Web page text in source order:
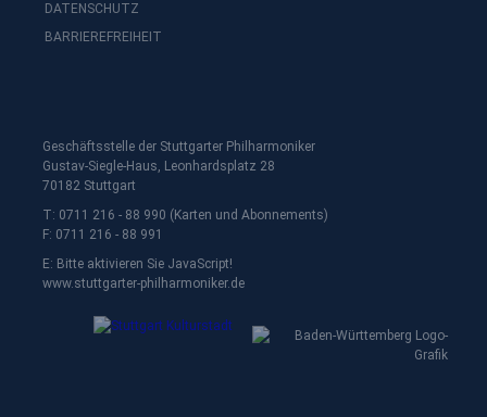
DATENSCHUTZ
BARRIEREFREIHEIT
Geschäftsstelle der Stuttgarter Philharmoniker
Gustav-Siegle-Haus, Leonhardsplatz 28
70182 Stuttgart
T: 0711 216 - 88 990 (Karten und Abonnements)
F: 0711 216 - 88 991
E: Bitte aktivieren Sie JavaScript!
www.stuttgarter-philharmoniker.de